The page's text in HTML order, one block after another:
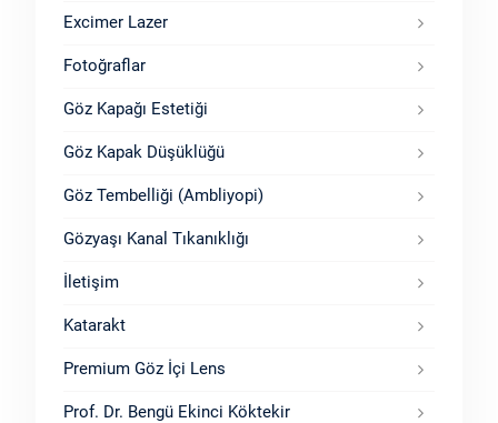
Excimer Lazer
Fotoğraflar
Göz Kapağı Estetiği
Göz Kapak Düşüklüğü
Göz Tembelliği (Ambliyopi)
Gözyaşı Kanal Tıkanıklığı
İletişim
Katarakt
Premium Göz İçi Lens
Prof. Dr. Bengü Ekinci Köktekir